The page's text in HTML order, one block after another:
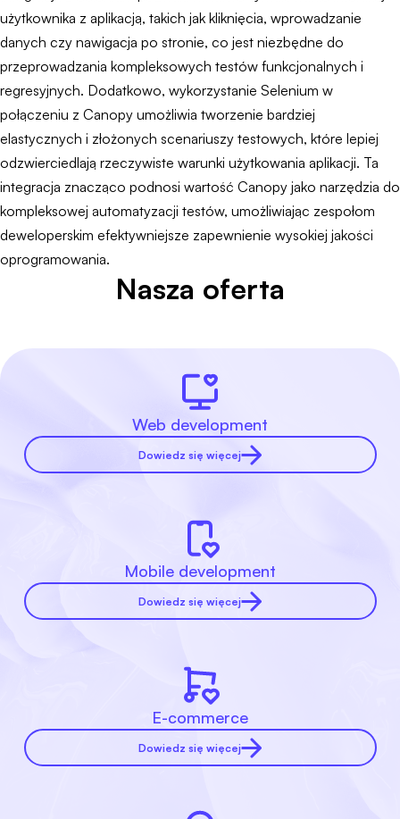
użytkownika z aplikacją, takich jak kliknięcia, wprowadzanie
danych czy nawigacja po stronie, co jest niezbędne do
przeprowadzania kompleksowych testów funkcjonalnych i
regresyjnych. Dodatkowo, wykorzystanie Selenium w
połączeniu z Canopy umożliwia tworzenie bardziej
elastycznych i złożonych scenariuszy testowych, które lepiej
odzwierciedlają rzeczywiste warunki użytkowania aplikacji. Ta
integracja znacząco podnosi wartość Canopy jako narzędzia do
kompleksowej automatyzacji testów, umożliwiając zespołom
deweloperskim efektywniejsze zapewnienie wysokiej jakości
oprogramowania.
Nasza oferta
Web development
Dowiedz się więcej
Mobile development
Dowiedz się więcej
E-commerce
Dowiedz się więcej